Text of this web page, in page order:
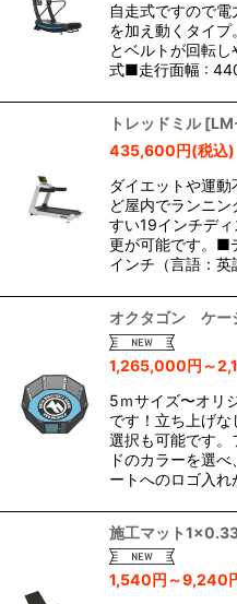
自走式ですので
を加え動くタイ
とベルトが回転
式■走行面幅 :
トレッドミル [
435,600円(税込)
ダイエットや運
ど屋内でランニ
すい19インチデ
更が可能です。■
インチ（言語：
オクタゴン ケー
1,265,000円 ～
5ｍサイズ〜オリ
です！立ち上げ
選択も可能です。
ドのカラーを選
ートへのロゴ入
施工マット
1,540円 ～9,240